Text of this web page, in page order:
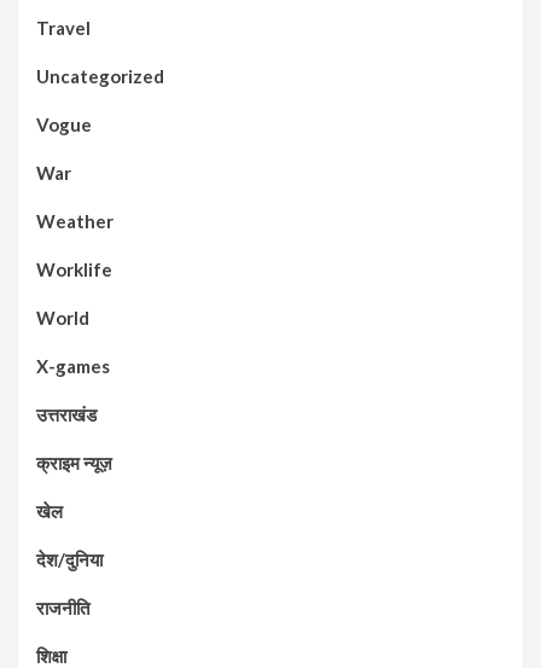
Travel
Uncategorized
Vogue
War
Weather
Worklife
World
X-games
उत्तराखंड
क्राइम न्यूज़
खेल
देश/दुनिया
राजनीति
शिक्षा